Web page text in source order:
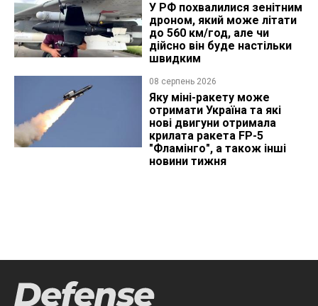
У РФ похвалилися зенітним
дроном, який може літати
до 560 км/год, але чи
дійсно він буде настільки
швидким
08 серпень 2026
Яку міні-ракету може
отримати Україна та які
нові двигуни отримала
крилата ракета FP-5
"Фламінго", а також інші
новини тижня